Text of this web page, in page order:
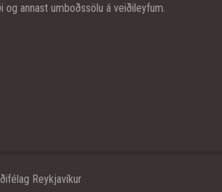
annast umboðssölu á veiðileyfum.
Reykjavíkur